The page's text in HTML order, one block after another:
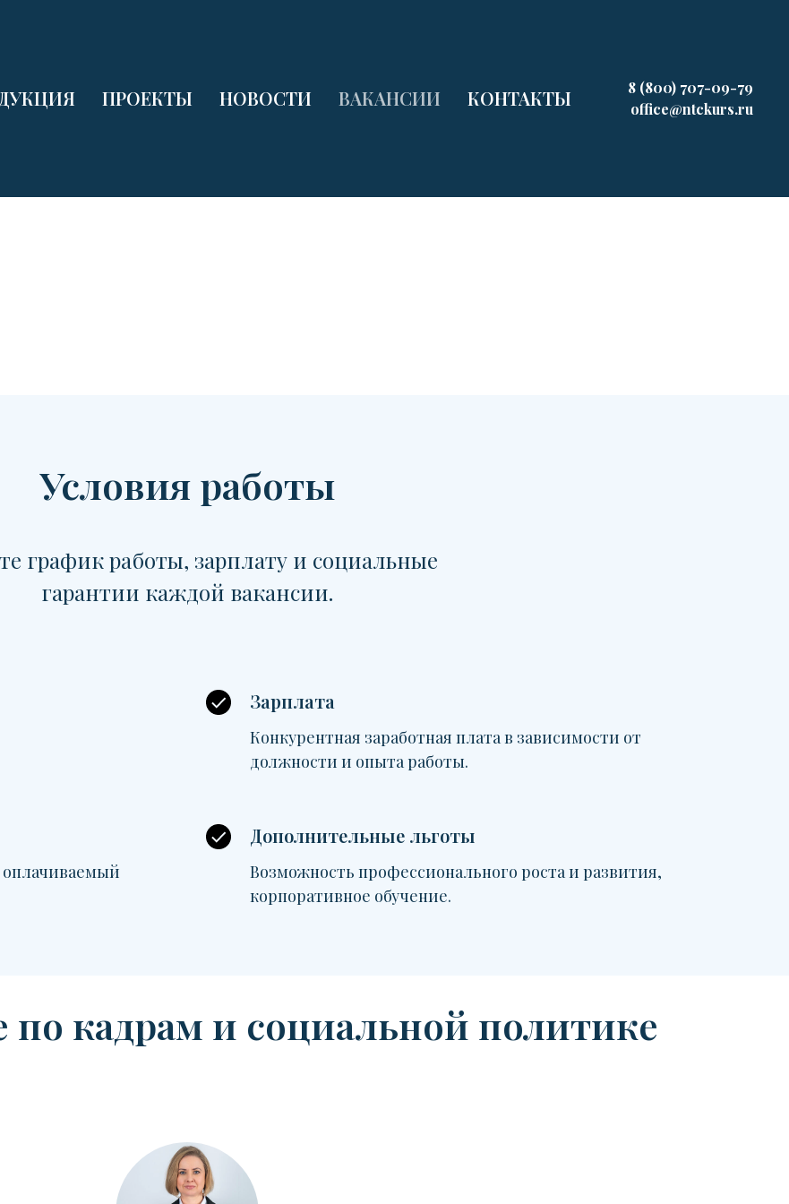
ПРОЕКТЫ НОВОСТИ ВАКАНСИИ КОНТАКТЫ
8 (800) 707-09-79
office@ntckurs.ru
Условия работы
график работы, зарплату и социальные
гарантии каждой вакансии.
Зарплата
Конкурентная заработная плата в зависимости от
должности и опыта работы.
Дополнительные льготы
Возможность профессионального роста и развития,
корпоративное обучение.
по кадрам и социальной политике